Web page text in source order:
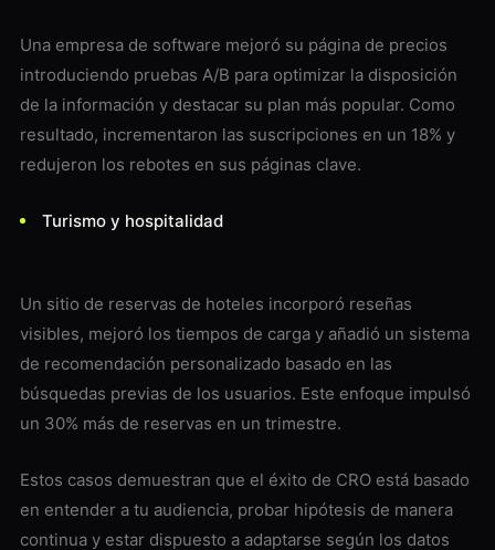
Una empresa de software mejoró su página de precios
introduciendo pruebas A/B para optimizar la disposición
de la información y destacar su plan más popular. Como
resultado, incrementaron las suscripciones en un 18% y
redujeron los rebotes en sus páginas clave.
Turismo y hospitalidad
Un sitio de reservas de hoteles incorporó reseñas
visibles, mejoró los tiempos de carga y añadió un sistema
de recomendación personalizado basado en las
búsquedas previas de los usuarios. Este enfoque impulsó
un 30% más de reservas en un trimestre.
Estos casos demuestran que el éxito de CRO está basado
en entender a tu audiencia, probar hipótesis de manera
continua y estar dispuesto a adaptarse según los datos